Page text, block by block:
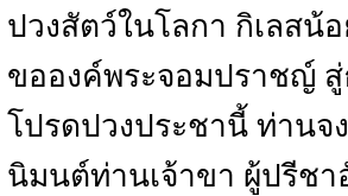
ปวงสัตว์ในโลกา กิเลสน้
ขอองค์พระจอมปราชญ์
โปรดปวงประชานี้ ท่านจ
นิมนต์ท่านเจ้าขา ผู้ปรีชา